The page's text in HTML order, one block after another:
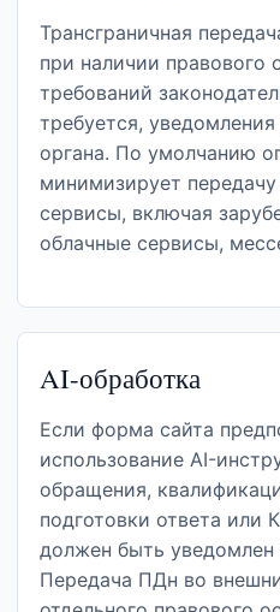
Трансграничная
при наличии правового
требований
требуется,
органа. По умолчанию
минимизирует
сервисы, включая
облачные сервисы,
AI-обработка
Если форма сайта
использование AI-
обращения,
подготовки ответа или
должен быть уведомлен
Передача ПДн во